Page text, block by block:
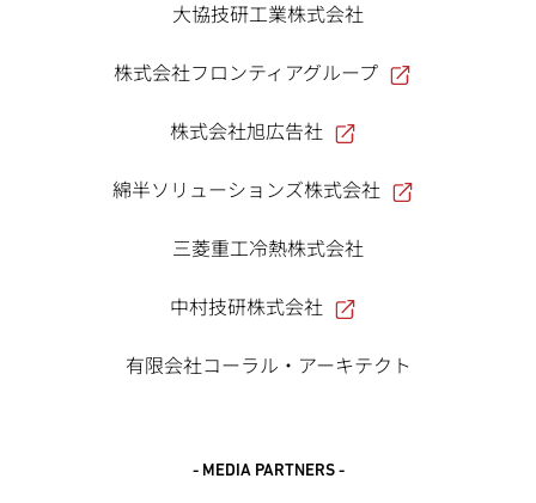
大協技研工業株式会社
株式会社フロンティアグループ
株式会社旭広告社
綿半ソリューションズ株式会社
三菱重工冷熱株式会社
中村技研株式会社
有限会社コーラル・アーキテクト
- MEDIA PARTNERS -